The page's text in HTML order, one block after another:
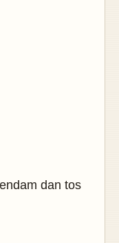
dan tos